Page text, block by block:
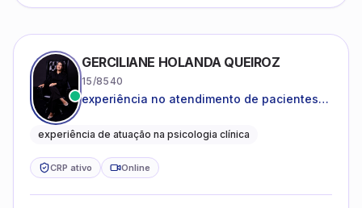
GERCILIANE HOLANDA QUEIROZ
15/8540
experiência no atendimento de pacientes
catastróficos e comportamentos
experiência de atuação na psicologia clínica
CRP ativo Online